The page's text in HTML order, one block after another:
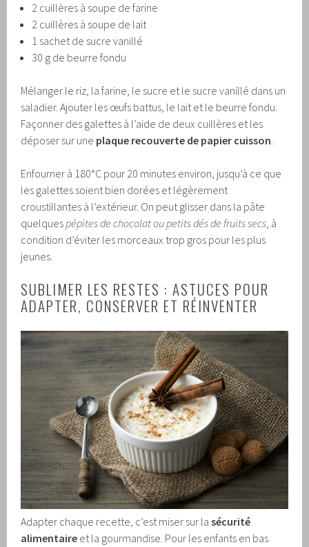
2 cuillères à soupe de farine
2 cuillères à soupe de lait
1 sachet de sucre vanillé
30 g de beurre fondu
Mélanger le riz, la farine, le sucre et le sucre vanillé dans un
saladier. Ajouter les œufs battus, le lait et le beurre fondu.
Façonner des galettes à l’aide de deux cuillères et les
déposer sur une plaque recouverte de papier cuisson
Enfourner à 180°C pour 20 minutes environ, jusqu’à ce que
les galettes soient bien dorées et légèrement
croustillantes à l’extérieur. On peut glisser dans la pâte
quelques pépites de chocolat ou petits dés de fruits secs , à
condition d’éviter les morceaux trop gros pour les plus
jeunes.
SUBLIMER LES RESTES : ASTUCES POUR
ADAPTER, CONSERVER ET RÉINVENTER
Adapter chaque recette, c’est miser sur lasécurité
alimentaire et la gourmandise. Pour les enfants en bas